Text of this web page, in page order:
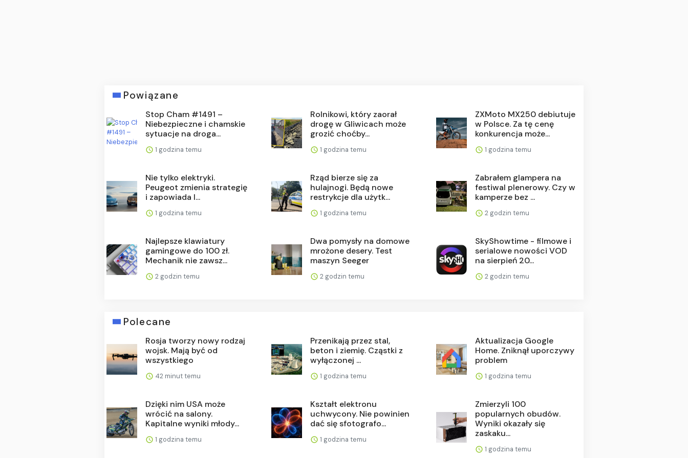
Powiązane
Stop Cham #1491 –
Niebezpieczne i chamskie
sytuacje na droga...
1 godzina temu
Rolnikowi, który zaorał
drogę w Gliwicach może
grozić choćby...
1 godzina temu
ZXMoto MX250 debiutuje
w Polsce. Za tę cenę
konkurencja może...
1 godzina temu
Nie tylko elektryki.
Peugeot zmienia strategię
i zapowiada l...
1 godzina temu
Rząd bierze się za
hulajnogi. Będą nowe
restrykcje dla użytk...
1 godzina temu
Zabrałem glampera na
festiwal plenerowy. Czy w
kamperze bez ...
2 godzin temu
Najlepsze klawiatury
gamingowe do 100 zł.
Mechanik nie zawsz...
2 godzin temu
Dwa pomysły na domowe
mrożone desery. Test
maszyn Seeger
2 godzin temu
SkyShowtime - filmowe i
serialowe nowości VOD
na sierpień 20...
2 godzin temu
Polecane
Rosja tworzy nowy rodzaj
wojsk. Mają być od
wszystkiego
42 minut temu
Przenikają przez stal,
beton i ziemię. Cząstki z
wyłączonej ...
1 godzina temu
Aktualizacja Google
Home. Zniknął uporczywy
problem
1 godzina temu
Dzięki nim USA może
wrócić na salony.
Kapitalne wyniki młody...
1 godzina temu
Kształt elektronu
uchwycony. Nie powinien
dać się sfotografo...
1 godzina temu
Zmierzyli 100
popularnych obudów.
Wyniki okazały się
zaskaku...
1 godzina temu